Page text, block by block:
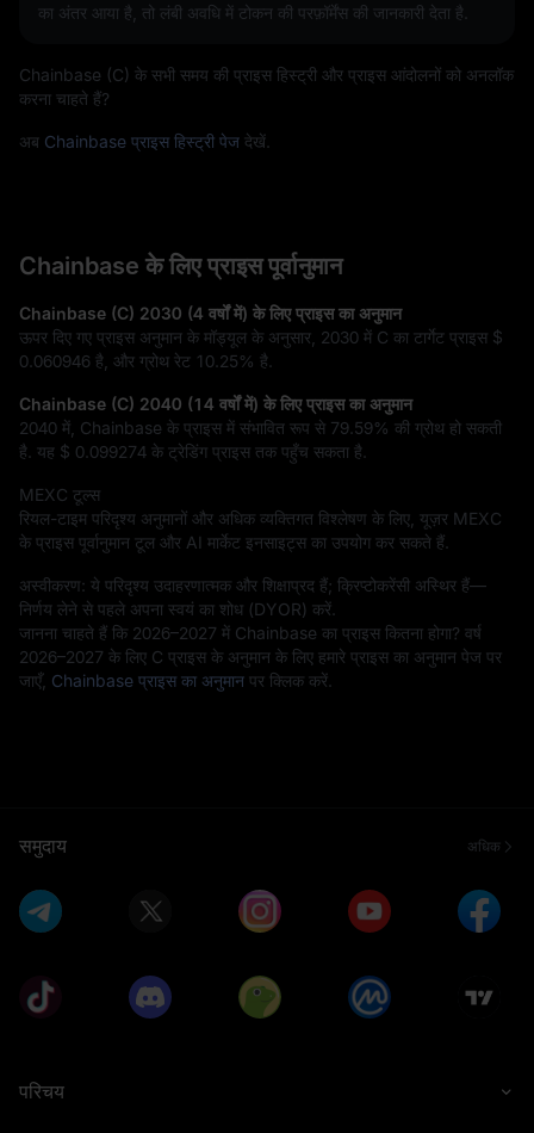
का अंतर आया है, तो लंबी अवधि में टोकन की परफ़ॉर्मेंस की जानकारी देता है.
Chainbase (C) के सभी समय की प्राइस हिस्ट्री और प्राइस आंदोलनों को अनलॉक
करना चाहते हैं?
अब Chainbase प्राइस हिस्ट्री पेज देखें.
Chainbase के लिए प्राइस पूर्वानुमान
Chainbase (C) 2030 (4 वर्षों में) के लिए प्राइस का अनुमान
ऊपर दिए गए प्राइस अनुमान के मॉड्यूल के अनुसार, 2030 में C का टार्गेट प्राइस $
0.060946 है, और ग्रोथ रेट 10.25% है.
Chainbase (C) 2040 (14 वर्षों में) के लिए प्राइस का अनुमान
2040 में, Chainbase के प्राइस में संभावित रूप से 79.59% की ग्रोथ हो सकती
है. यह $ 0.099274 के ट्रेडिंग प्राइस तक पहुँच सकता है.
MEXC टूल्स
रियल-टाइम परिदृश्य अनुमानों और अधिक व्यक्तिगत विश्लेषण के लिए, यूज़र MEXC
के प्राइस पूर्वानुमान टूल और AI मार्केट इनसाइट्स का उपयोग कर सकते हैं.
अस्वीकरण: ये परिदृश्य उदाहरणात्मक और शिक्षाप्रद हैं; क्रिप्टोकरेंसी अस्थिर हैं—
निर्णय लेने से पहले अपना स्वयं का शोध (DYOR) करें.
जानना चाहते हैं कि 2026–2027 में Chainbase का प्राइस कितना होगा? वर्ष
2026–2027 के लिए C प्राइस के अनुमान के लिए हमारे प्राइस का अनुमान पेज पर
जाएँ, Chainbase प्राइस का अनुमान पर क्लिक करें.
समुदाय अधिक
परिचय